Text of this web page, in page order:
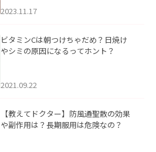
2023.11.17
ビタミンCは朝つけちゃだめ？日焼け
やシミの原因になるってホント？
2021.09.22
【教えてドクター】防風通聖散の効果
や副作用は？長期服用は危険なの？